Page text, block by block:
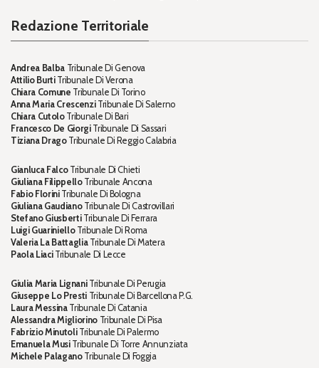
Redazione Territoriale
Andrea BalbaTribunale Di Genova
Attilio BurtiTribunale Di Verona
Chiara Comune Tribunale Di Torino
Anna Maria CrescenziTribunale Di Salerno
Chiara CutoloTribunale Di Bari
Francesco De GiorgiTribunale Di Sassari
Tiziana DragoTribunale Di Reggio Calabria
Gianluca FalcoTribunale Di Chieti
Giuliana FilippelloTribunale Ancona
Fabio FloriniTribunale Di Bologna
Giuliana GaudianoTribunale Di Castrovillari
Stefano GiusbertiTribunale Di Ferrara
Luigi GuarinielloTribunale Di Roma
Valeria La BattagliaTribunale Di Matera
Paola LiaciTribunale Di Lecce
Giulia Maria LignaniTribunale Di Perugia
Giuseppe Lo PrestiTribunale Di Barcellona P.G.
Laura MessinaTribunale Di Catania
Alessandra MigliorinoTribunale Di Pisa
Fabrizio MinutoliTribunale Di Palermo
Emanuela MusiTribunale Di Torre Annunziata
Michele PalaganoTribunale Di Foggia